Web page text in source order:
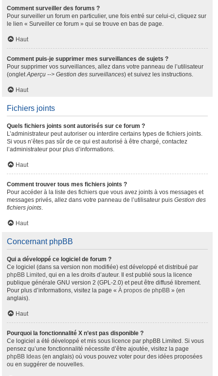
Comment surveiller des forums ?
Pour surveiller un forum en particulier, une fois entré sur celui-ci, cliquez sur
le lien « Surveiller ce forum » qui se trouve en bas de page.
Haut
Comment puis-je supprimer mes surveillances de sujets ?
Pour supprimer vos surveillances, allez dans votre panneau de l’utilisateur
(ongletAperçu --> Gestion des surveillances) et suivez les instructions.
Haut
Fichiers joints
Quels fichiers joints sont autorisés sur ce forum ?
L’administrateur peut autoriser ou interdire certains types de fichiers joints.
Si vous n’êtes pas sûr de ce qui est autorisé à être chargé, contactez
l’administrateur pour plus d’informations.
Haut
Comment trouver tous mes fichiers joints ?
Pour accéder à la liste des fichiers que vous avez joints à vos messages et
messages privés, allez dans votre panneau de l’utilisateur puis Gestion des
fichiers joints.
Haut
Concernant phpBB
Qui a développé ce logiciel de forum ?
Ce logiciel (dans sa version non modifiée) est développé et distribué par
phpBB Limited , qui en a les droits d’auteur. Il est publié sous la licence
publique générale GNU version 2 (GPL-2.0) et peut être diffusé librement.
Pour plus d’informations, visitez la page « À propos de phpBB » (en
anglais).
Haut
Pourquoi la fonctionnalité X n’est pas disponible ?
Ce logiciel a été développé et mis sous licence par phpBB Limited. Si vous
pensez qu’une fonctionnalité nécessite d’être ajoutée, visitez la page
phpBB Ideas (en anglais) où vous pouvez voter pour des idées proposées
ou en suggérer de nouvelles.